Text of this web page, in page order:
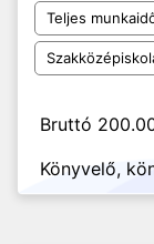
Teljes
Bruttó
Könyvelő,